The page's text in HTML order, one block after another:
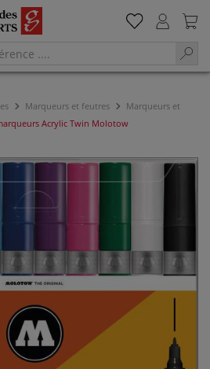
Marqueurs et feutres
Marqueurs et
Acrylic Twin Molotow